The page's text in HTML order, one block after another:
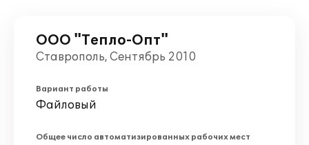
ООО "Тепло-Опт"
Ставрополь, Сентябрь 2010
Вариант работы
Файловый
Общее число автоматизированных рабочих мест